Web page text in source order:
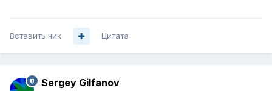
Вставить ник Цитата
Sergey Gilfanov